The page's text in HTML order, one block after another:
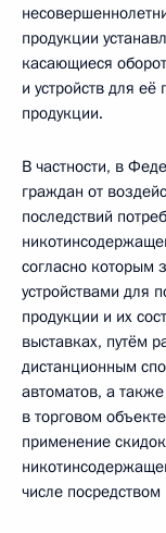
продукции
касающиеся
и устройств для
продукции.
В частности, в
граждан от
последствий
согласно которым
устройствами для
продукции и их
выставках, путём
дистанционным
автоматов, а
в торговом
применение
числе